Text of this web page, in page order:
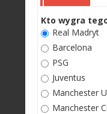
Kto wygra
Real Madryt
Barcelona
PSG
Juventus
Manchester
Manchester